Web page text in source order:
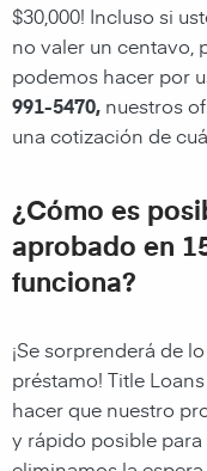
$30,000! Incluso si
no valer un centavo,
podemos hacer por
991-5470, nuestros
una cotización de
¿Cómo es
aprobado en
funciona?
¡Se sorprenderá de
préstamo! Title
hacer que nuestro
y rápido posible